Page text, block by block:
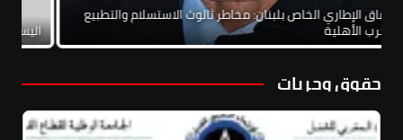
الاتفاق الإطاري الخاص بلبنان: مخاطر ثالوث الاستسلام والتطبيع
والحرب الأهلية
حقوق وحريات